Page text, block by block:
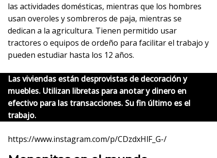
las actividades domésticas, mientras que los hombres
usan overoles y sombreros de paja, mientras se
dedican a la agricultura. Tienen permitido usar
tractores o equipos de ordeño para facilitar el trabajo y
pueden estudiar hasta los 12 años.
Las viviendas están desprovistas de decoración y
muebles. Utilizan libretas para anotar y dinero en
efectivo para las transacciones. Su fin último es el
trabajo.
https://www.instagram.com/p/CDzdxHlF_G-/